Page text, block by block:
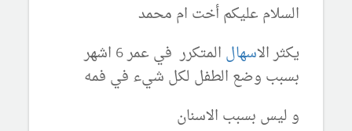
السلام عليكم أخت ام محمد
يكثر الاسهال
المتكرر في عمر 6 اشهر
بسبب وضع الطفل لكل شيء في فمه
و ليس بسبب الاسنان